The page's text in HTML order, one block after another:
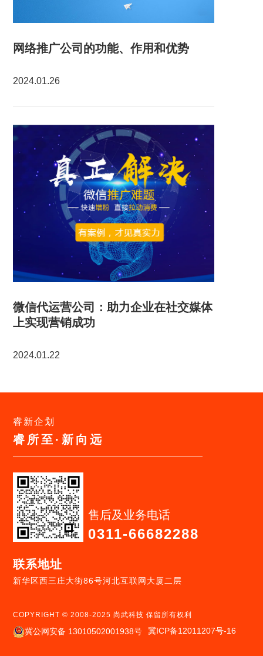
网络推广公司的功能、作用和优势
2024.01.26
微信代运营公司：助力企业在社交媒体
上实现营销成功
2024.01.22
睿新企划
睿所至·新向远
售后及业务电话
0311-66682288
联系地址
新华区西三庄大街86号河北互联网大厦二层
COPYRIGHT © 2008-2025 尚武科技 保留所有权利
冀公网安备 13010502001938号 冀ICP备12011207号-16